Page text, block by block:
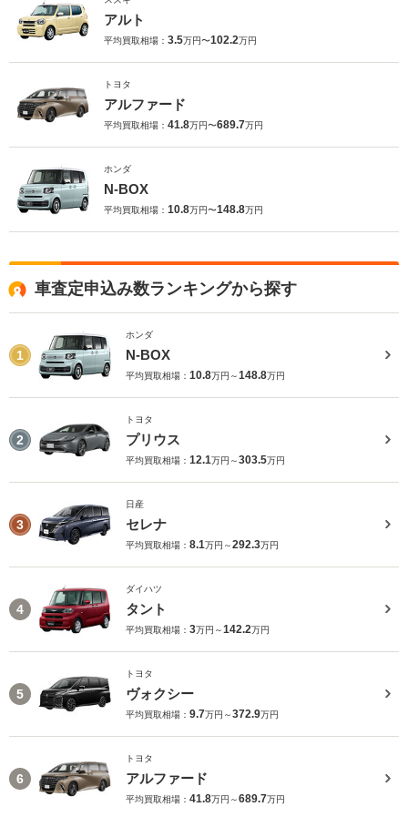
アルト
平均買取相場： 3.5万円〜102.2万円
トヨタ
アルファード
平均買取相場： 41.8万円〜689.7万円
ホンダ
N-BOX
平均買取相場： 10.8万円〜148.8万円
車査定申込み数ランキングから探す
1
ホンダ
N-BOX
平均買取相場： 10.8万円～148.8万円
2
トヨタ
プリウス
平均買取相場： 12.1万円～303.5万円
3
日産
セレナ
平均買取相場： 8.1万円～292.3万円
4
ダイハツ
タント
平均買取相場： 3万円～142.2万円
5
トヨタ
ヴォクシー
平均買取相場： 9.7万円～372.9万円
6
トヨタ
アルファード
平均買取相場： 41.8万円～689.7万円